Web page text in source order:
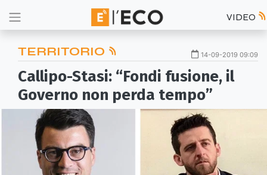
VIDEO
TERRITORIO 14-09-2019 09:09
Callipo-Stasi: “Fondi fusione, il
Governo non perda tempo”